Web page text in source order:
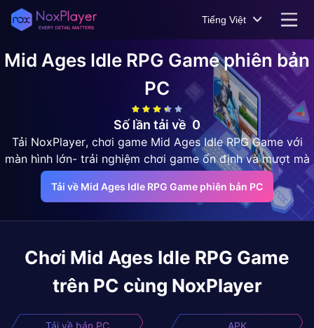
Tiếng Việt
Mid Ages Idle RPG Gamephiên bản
PC
Số lần tải về 0
Tải NoxPlayer, chơi game Mid Ages Idle RPG Game với
màn hình lớn- trải nghiệm chơi game ổn định và mượt mà
Tải về Mid Ages Idle RPG Game phiên bản PC
Chơi Mid Ages Idle RPG Game
trên PC cùng NoxPlayer
Tải về bản PC APK